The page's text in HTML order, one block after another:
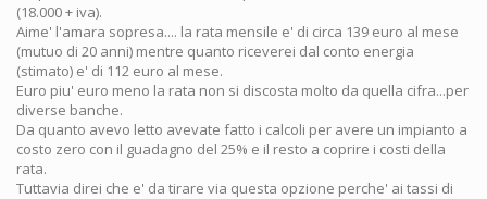
(18.000 + iva).
Aime' l'amara sopresa.... la rata mensile e' di circa 139 euro al mese
(mutuo di 20 anni) mentre quanto riceverei dal conto energia
(stimato) e' di 112 euro al mese.
Euro piu' euro meno la rata non si discosta molto da quella cifra...per
diverse banche.
Da quanto avevo letto avevate fatto i calcoli per avere un impianto a
costo zero con il guadagno del 25% e il resto a coprire i costi della
rata.
Tuttavia direi che e' da tirare via questa opzione perche' ai tassi di